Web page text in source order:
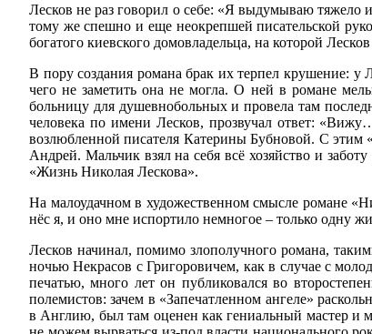
Лесков не раз говорил о себе: «Я выдумываю тяжело
тому же спешно и еще неокрепшей писательской
богатого киевского домовладельца, на которой
В пору создания романа брак их терпел крушение: у
чего не заметить она не могла. О ней в романе
больницу для душевнобольных и провела там
человека по имени Лесков, прозвучал ответ:
возлюбленной писателя Катерины Бубновой. С этим
Андрей. Мальчик взял на себя всё хозяйство и
«Жизнь Николая Лескова».
На малоудачном в художественном смысле романе
нёс я, и оно мне испортило немногое – только одну
Лесков начинал, помимо злополучного романа,
ночью Некрасов с Григоровичем, как в случае с
печатью, много лет он публиковался во
полемистов: зачем в «Запечатленном ангеле»
в Англию, был там оценен как гениальный мастер и